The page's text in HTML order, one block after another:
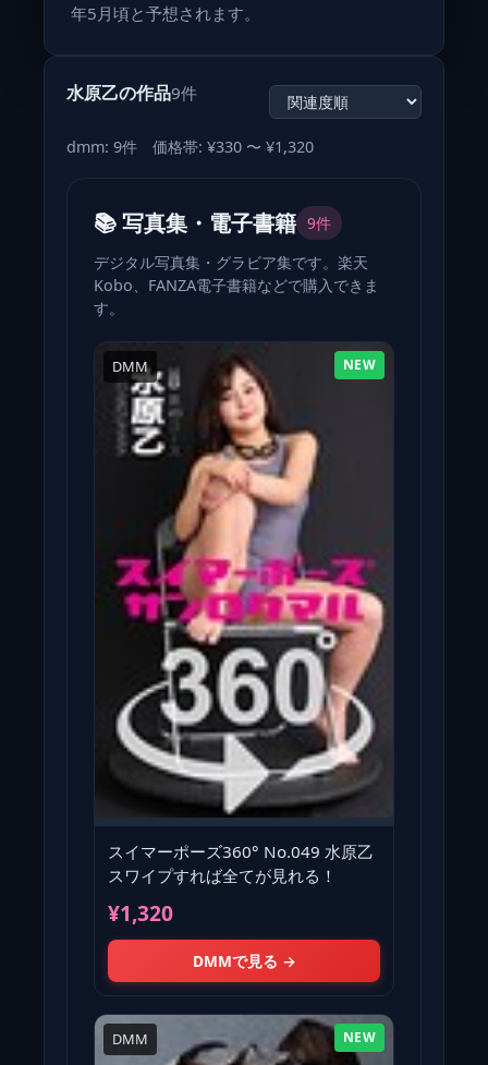
年5月頃と予想されます。
水原乙の作品9件
dmm: 9件 価格帯: ¥330 〜 ¥1,320
📚 写真集・電子書籍 9件
デジタル写真集・グラビア集です。楽天
Kobo、FANZA電子書籍などで購入できま
す。
DMM NEW
スイマーポーズ360° No.049 水原乙
スワイプすれば全てが見れる！
¥1,320
DMMで見る →
DMM NEW